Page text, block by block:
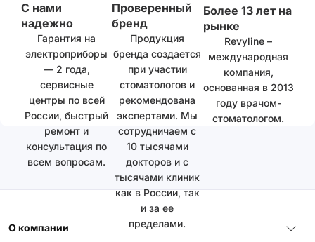
С нами
надежно
Гарантия на
электроприборы
— 2 года,
сервисные
центры по всей
России, быстрый
ремонт и
консультация по
всем вопросам.
Проверенный
бренд
Продукция
бренда создается
при участии
стоматологов и
рекомендована
экспертами. Мы
сотрудничаем с
10 тысячами
докторов и с
тысячами клиник
как в России, так
и за ее
пределами.
Более 13 лет на
рынке
Revyline –
международная
компания,
основанная в 2013
году врачом-
стоматологом.
О компании